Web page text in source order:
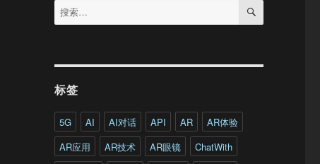
搜
索：
搜
标签
5G AI AI对话 API AR
AR体验
AR应用
AR技术 AR眼镜
ChatWith